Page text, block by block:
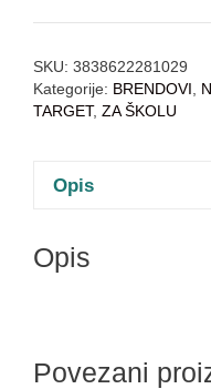
SKU: 3838622281029
Kategorije: BRENDOVI ,
TARGET, ZA ŠKOLU
Opis
Opis
Povezani